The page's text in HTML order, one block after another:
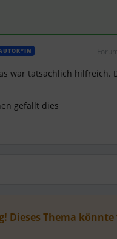
war tatsächlich hilfreich.
gefällt dies
Dieses Thema